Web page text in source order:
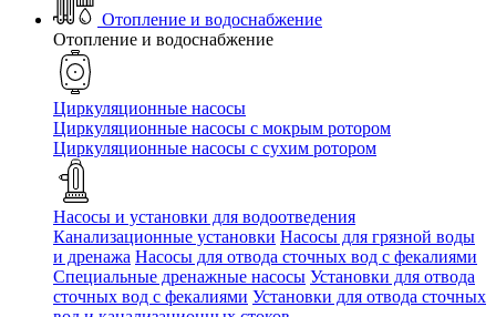
Отопление и водоснабжение
Отопление и водоснабжение
Циркуляционные насосы
Циркуляционные насосы с мокрым ротором
Циркуляционные насосы с сухим ротором
Насосы и установки для водоотведения
Канализационные установки Насосы для грязной воды
и дренажа Насосы для отвода сточных вод c фекалиями
Специальные дренажные насосы Установки для отвода
сточных вод c фекалиями Установки для отвода сточных